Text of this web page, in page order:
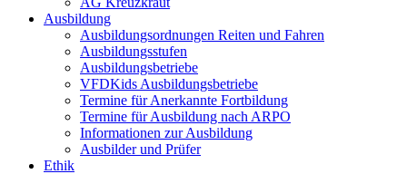
Ausbildung
Ausbildungsordnungen Reiten und Fahren
Ausbildungsstufen
Ausbildungsbetriebe
VFDKids Ausbildungsbetriebe
Termine für Anerkannte Fortbildung
Termine für Ausbildung nach ARPO
Informationen zur Ausbildung
Ausbilder und Prüfer
Ethik